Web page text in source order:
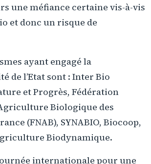
une méfiance certaine vis-à-vis
et donc un risque de
ayant engagé la
de l’Etat sont : Inter Bio
et Progrès, Fédération
Biologique des
(FNAB), SYNABIO, Biocoop,
Biodynamique.
internationale pour une